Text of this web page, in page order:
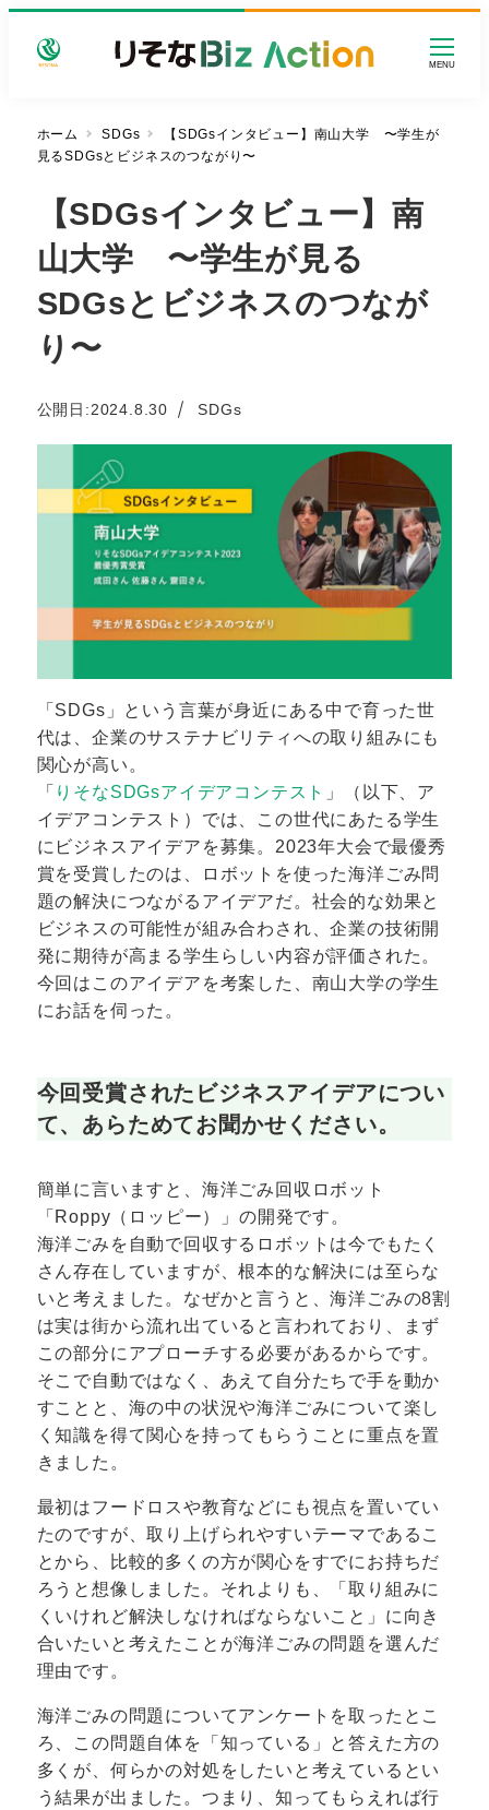
MENU
ホーム SDGs
【SDGsインタビュー】南山大学 〜学生が
見るSDGsとビジネスのつながり〜
【SDGsインタビュー】南
山大学 〜学生が見る
SDGsとビジネスのつなが
り〜
公開日:
投稿日
2024.8.30 カテゴリー
SDGs
「SDGs」という言葉が身近にある中で育った世
代は、企業のサステナビリティへの取り組みにも
関心が高い。
「 りそなSDGsアイデアコンテスト
」（以下、ア
イデアコンテスト）では、この世代にあたる学生
にビジネスアイデアを募集。2023年大会で最優秀
賞を受賞したのは、ロボットを使った海洋ごみ問
題の解決につながるアイデアだ。社会的な効果と
ビジネスの可能性が組み合わされ、企業の技術開
発に期待が高まる学生らしい内容が評価された。
今回はこのアイデアを考案した、南山大学の学生
にお話を伺った。
今回受賞されたビジネスアイデアについ
て、あらためてお聞かせください。
簡単に言いますと、海洋ごみ回収ロボット
「Roppy（ロッピー）」の開発です。
海洋ごみを自動で回収するロボットは今でもたく
さん存在していますが、根本的な解決には至らな
いと考えました。なぜかと言うと、海洋ごみの8割
は実は街から流れ出ていると言われており、まず
この部分にアプローチする必要があるからです。
そこで自動ではなく、あえて自分たちで手を動か
すことと、海の中の状況や海洋ごみについて楽し
く知識を得て関心を持ってもらうことに重点を置
きました。
最初はフードロスや教育などにも視点を置いてい
たのですが、取り上げられやすいテーマであるこ
とから、比較的多くの方が関心をすでにお持ちだ
ろうと想像しました。それよりも、「取り組みに
くいけれど解決しなければならないこと」に向き
合いたいと考えたことが海洋ごみの問題を選んだ
理由です。
海洋ごみの問題についてアンケートを取ったとこ
ろ、この問題自体を「知っている」と答えた方の
多くが、何らかの対処をしたいと考えているとい
う結果が出ました。つまり、知ってもらえれば行